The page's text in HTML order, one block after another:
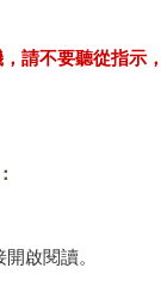
請不要聽從指示
啟閱讀。